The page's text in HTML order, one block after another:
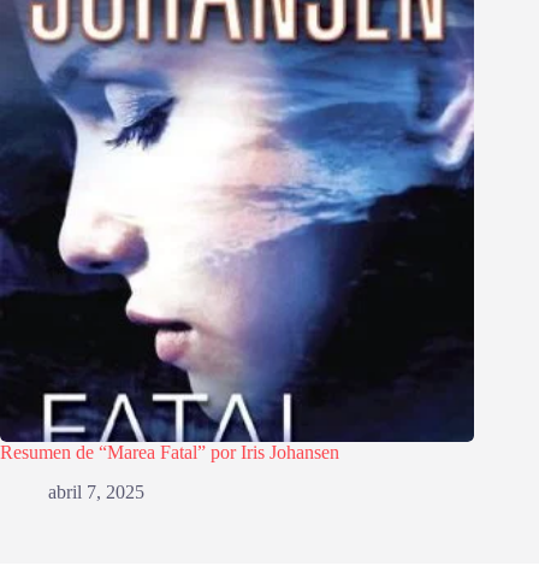
Resumen de “Marea Fatal” por Iris Johansen
abril 7, 2025